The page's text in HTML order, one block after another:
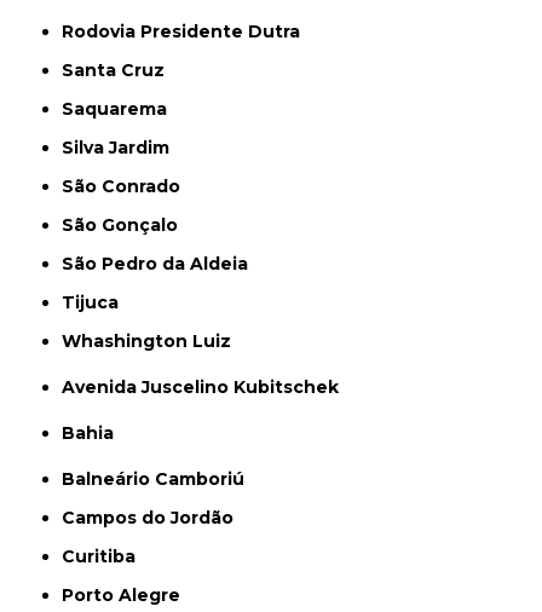
Rodovia Presidente Dutra
Santa Cruz
Saquarema
Silva Jardim
São Conrado
São Gonçalo
São Pedro da Aldeia
Tijuca
Whashington Luiz
Avenida Juscelino Kubitschek
Bahia
Balneário Camboriú
Campos do Jordão
Curitiba
Porto Alegre